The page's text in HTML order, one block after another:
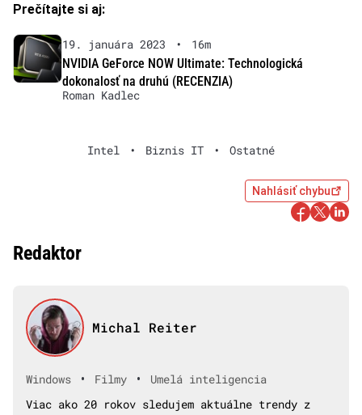
Prečítajte si aj:
19. januára 2023 •
16m
NVIDIA GeForce NOW Ultimate: Technologická
dokonalosť na druhú (RECENZIA)
Roman Kadlec
Intel • Biznis IT • Ostatné
Nahlásiť chybu
Redaktor
Michal Reiter
Windows • Filmy •
Umelá inteligencia
Viac ako 20 rokov sledujem aktuálne trendy z